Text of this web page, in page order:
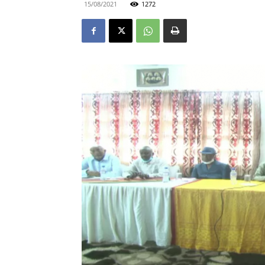
15/08/2021 1272